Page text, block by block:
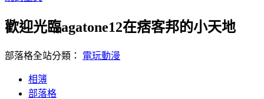
歡迎光臨agatone12在痞客邦的小天地
部落格全站分類： 電玩動漫
相簿
部落格